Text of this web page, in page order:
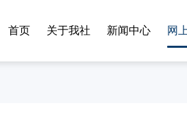
首页 关于我社 新闻中心 网